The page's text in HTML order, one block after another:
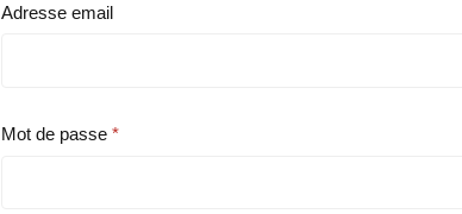
Adresse email
Mot de passe